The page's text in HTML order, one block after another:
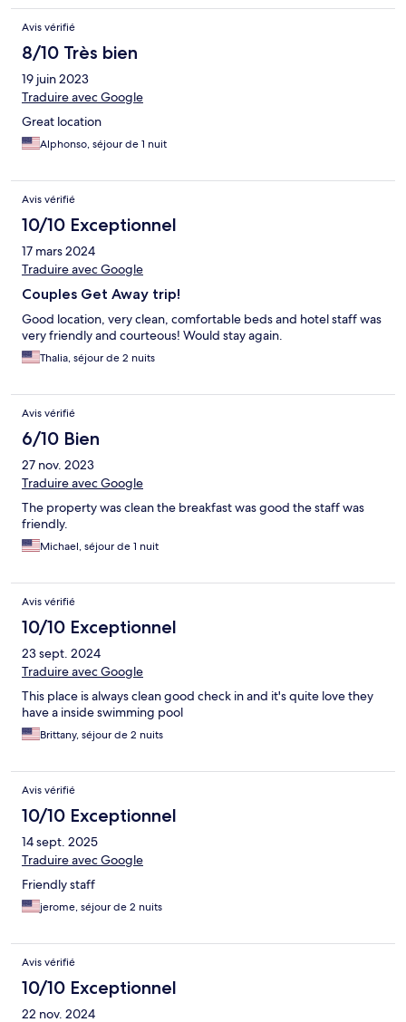
Avis vérifié
8/10 Très bien
19 juin 2023
Traduire avec Google
Great location
Alphonso, séjour de 1 nuit
Avis vérifié
10/10 Exceptionnel
17 mars 2024
Traduire avec Google
Couples Get Away trip!
Good location, very clean, comfortable beds and hotel staff was
very friendly and courteous! Would stay again.
Thalia, séjour de 2 nuits
Avis vérifié
6/10 Bien
27 nov. 2023
Traduire avec Google
The property was clean the breakfast was good the staff was
friendly.
Michael, séjour de 1 nuit
Avis vérifié
10/10 Exceptionnel
23 sept. 2024
Traduire avec Google
This place is always clean good check in and it's quite love they
have a inside swimming pool
Brittany, séjour de 2 nuits
Avis vérifié
10/10 Exceptionnel
14 sept. 2025
Traduire avec Google
Friendly staff
jerome, séjour de 2 nuits
Avis vérifié
10/10 Exceptionnel
22 nov. 2024